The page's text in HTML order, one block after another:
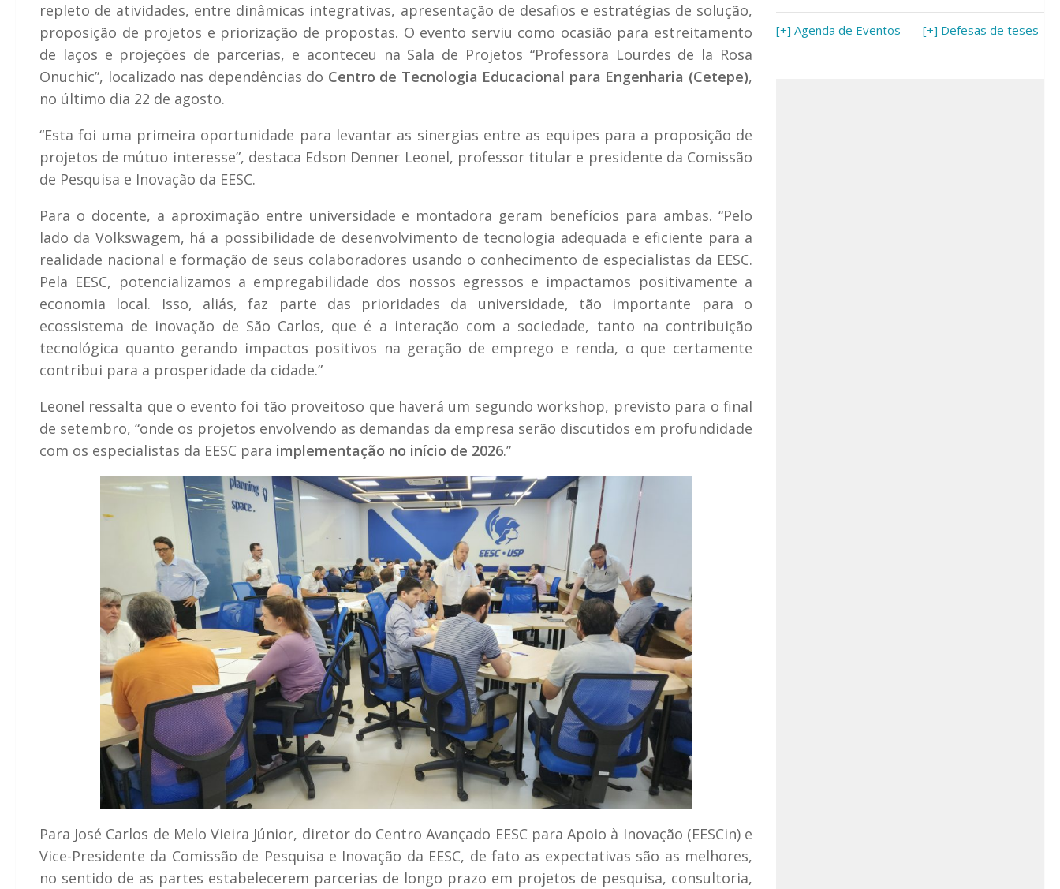
repleto de atividades, entre dinâmicas integrativas, apresentação de desafios e estratégias de solução,
proposição de projetos e priorização de propostas. O evento serviu como ocasião para estreitamento
de laços e projeções de parcerias, e aconteceu na Sala de Projetos “Professora Lourdes de la Rosa
Onuchic”, localizado nas dependências do Centro de Tecnologia Educacional para Engenharia (Cetepe),
no último dia 22 de agosto.
“Esta foi uma primeira oportunidade para levantar as sinergias entre as equipes para a proposição de
projetos de mútuo interesse”, destaca Edson Denner Leonel, professor titular e presidente da Comissão
de Pesquisa e Inovação da EESC.
Para o docente, a aproximação entre universidade e montadora geram benefícios para ambas. “Pelo
lado da Volkswagem, há a possibilidade de desenvolvimento de tecnologia adequada e eficiente para a
realidade nacional e formação de seus colaboradores usando o conhecimento de especialistas da EESC.
Pela EESC, potencializamos a empregabilidade dos nossos egressos e impactamos positivamente a
economia local. Isso, aliás, faz parte das prioridades da universidade, tão importante para o
ecossistema de inovação de São Carlos, que é a interação com a sociedade, tanto na contribuição
tecnológica quanto gerando impactos positivos na geração de emprego e renda, o que certamente
contribui para a prosperidade da cidade.”
Leonel ressalta que o evento foi tão proveitoso que haverá um segundo workshop, previsto para o final
de setembro, “onde os projetos envolvendo as demandas da empresa serão discutidos em profundidade
com os especialistas da EESC para implementação no início de 2026.”
Para José Carlos de Melo Vieira Júnior, diretor do Centro Avançado EESC para Apoio à Inovação (EESCin) e
Vice-Presidente da Comissão de Pesquisa e Inovação da EESC, de fato as expectativas são as melhores,
no sentido de as partes estabelecerem parcerias de longo prazo em projetos de pesquisa, consultoria,
[+] Agenda de Eventos [+] Defesas de teses